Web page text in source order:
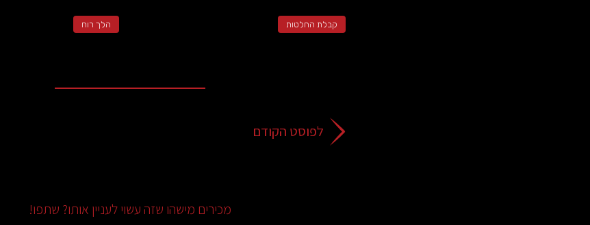
קבלת החלטות הלך רוח
לפוסט הקודם
מכירים מישהו שזה עשוי לעניין אותו? שתפו!